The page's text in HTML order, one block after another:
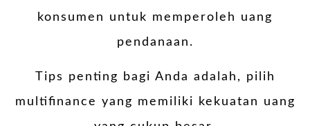
konsumen untuk memperoleh uang
pendanaan.
Tips penting bagi Anda adalah, pilih
multifinance yang memiliki kekuatan uang